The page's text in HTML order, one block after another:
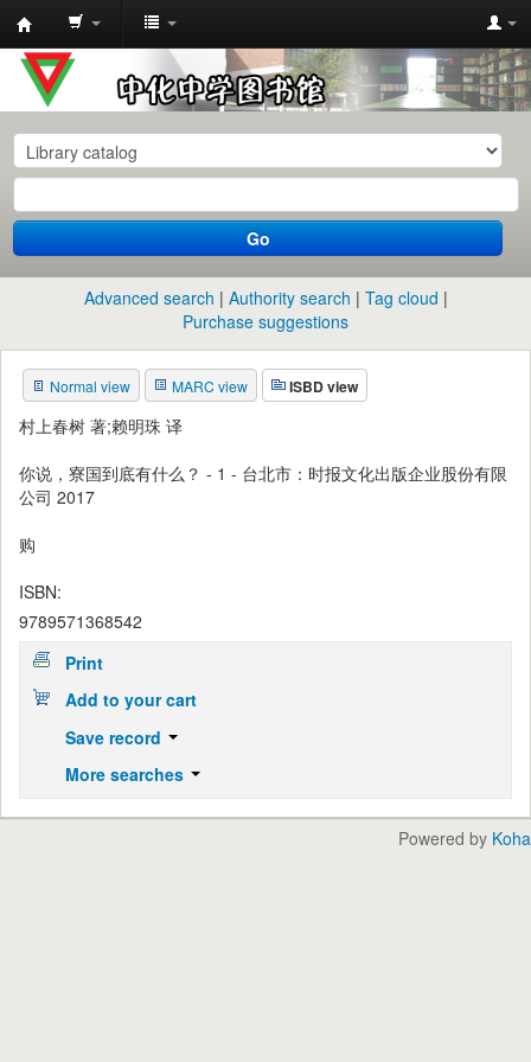
中
化
中
学
图
书
馆
目
录
Go
Advanced search Authority search
Tag cloud
Purchase suggestions
Normal view MARC view ISBD view
村上春树 著;赖明珠 译
你说，寮国到底有什么？ - 1 - 台北市：时报文化出版企业股份有限
公司 2017
购
ISBN:
9789571368542
Print
Add to your cart
Save record
More searches
Powered by Koha